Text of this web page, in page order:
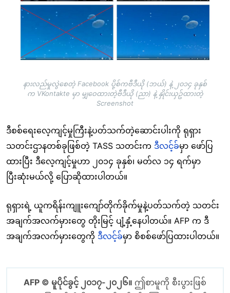
နားလည်မှုလွဲစေတဲ့ Facebook ပို့စ်ကဗီဒီယို (ဘယ်) နဲ့ ၂၀၁၄ ခုနှစ်
က VKontakte မှာ မျှဝေထားတဲ့ဗီဒီယို (ညာ) နဲ့ နှိုင်းယှဥ်ထားတဲ့
Screenshot
ဒီစစ်ရေးလေ့ကျင့်မှုကြီးနဲ့ပတ်သက်တဲ့ဆောင်းပါးကို ရုရှား
သတင်းဌာနတစ်ခုဖြစ်တဲ့ TASS သတင်းက ဒီလင့်ခ်မှာ ဖော်ပြ
ထားပြီး ဒီလေ့ကျင့်မှုဟာ ၂၀၁၄ ခုနှစ်၊ မတ်လ ၁၄ ရက်မှာ
ပြီးဆုံးမယ်လို့ ပြောဆိုထားပါတယ်။
ရုရှားရဲ့ ယူကရိန်းကျူးကျော်တိုက်ခိုက်မှုနဲ့ပတ်သက်တဲ့ သတင်း
အချက်အလက်မှားတွေ တိုးမြင့် ပျံ့နှံ့နေပါတယ်။ AFP က ဒီ
အချက်အလက်မှားတွေကို ဒီလင့်ခ်မှာ စိစစ်ဖော်ပြထားပါတယ်။
AFP © မူပိုင်ခွင့် ၂၀၁၇-၂၀၂၆။ ဤစာမူကို စီးပွားဖြစ်